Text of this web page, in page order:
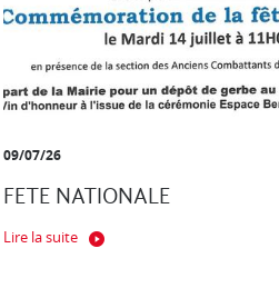
09/07/26
FETE NATIONALE
Lire la suite